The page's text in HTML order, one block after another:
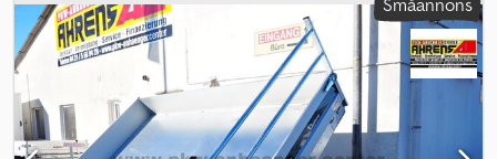
däcksstorlek:185/70R13C bromsat släp,
Tillverkningsår:2025, Ifor Williams TT3621 ► Bakåt tipp med stor
tippvinkel ► Lastytans mått: ca 362x195x35 cm (LxBxH) ► Tillåten
totalvikt: 3 500 kg ► Egenvikt ca: 990 kg ► 12 V elektrisk
hydraulikpump och eget batteri ► Batteriladdning via
dragfordonet ► Hel aluminiumbotten ► Baklucka öppningsbar
uppåt och nedåt ► Maximal tippvinkel: 50° ► Fullstort reservhjul
Småannons